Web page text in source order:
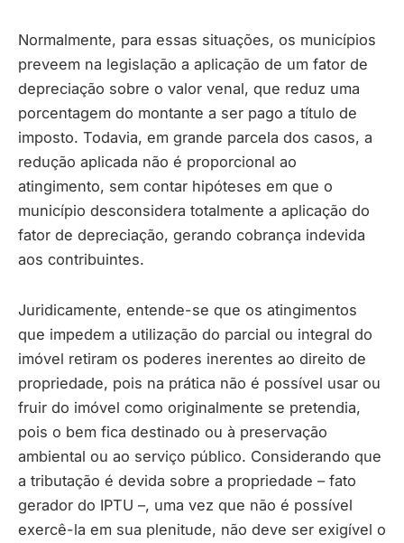
Normalmente, para essas situações, os municípios
preveem na legislação a aplicação de um fator de
depreciação sobre o valor venal, que reduz uma
porcentagem do montante a ser pago a título de
imposto. Todavia, em grande parcela dos casos, a
redução aplicada não é proporcional ao
atingimento, sem contar hipóteses em que o
município desconsidera totalmente a aplicação do
fator de depreciação, gerando cobrança indevida
aos contribuintes.
Juridicamente, entende-se que os atingimentos
que impedem a utilização do parcial ou integral do
imóvel retiram os poderes inerentes ao direito de
propriedade, pois na prática não é possível usar ou
fruir do imóvel como originalmente se pretendia,
pois o bem fica destinado ou à preservação
ambiental ou ao serviço público. Considerando que
a tributação é devida sobre a propriedade – fato
gerador do IPTU –, uma vez que não é possível
exercê-la em sua plenitude, não deve ser exigível o